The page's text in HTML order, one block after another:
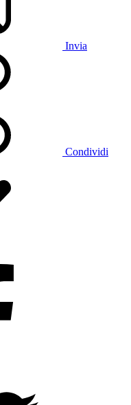
Invia
Condividi